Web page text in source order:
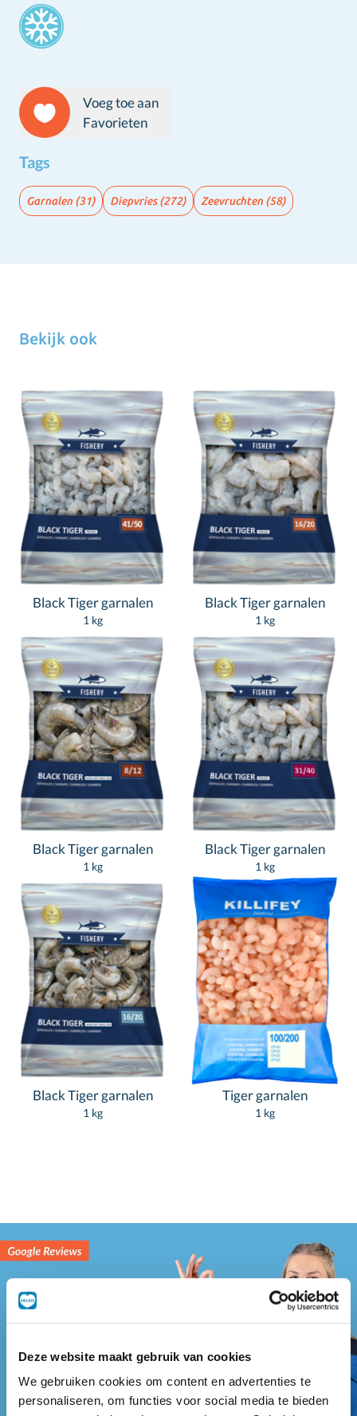
Deze website maakt gebruik van cookies
We gebruiken cookies om content en advertenties te
personaliseren, om functies voor social media te bieden
Stamps
Voeg toe aan
Favorieten
Tags
Garnalen (31) Diepvries(272) Zeevruchten (58)
Bekijk ook
Black Tiger garnalen
1 kg
Black Tiger garnalen
1 kg
Black Tiger garnalen
1 kg
Black Tiger garnalen
1 kg
Black Tiger garnalen
1 kg
Tiger garnalen
1 kg